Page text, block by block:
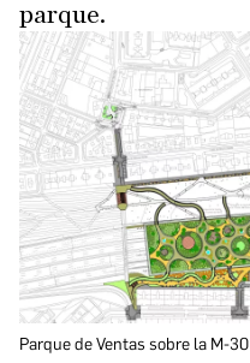
parque.
Parque de Ventas sobre la M-30